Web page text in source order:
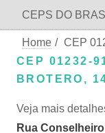
CEPS DO
Home / CEP
CEP 01232-
BROTERO,
Veja mais
Rua